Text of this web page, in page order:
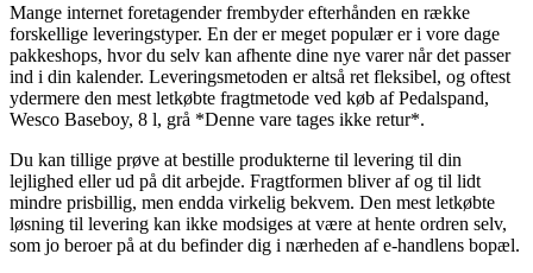
Mange internet foretagender frembyder efterhånden en række
forskellige leveringstyper. En der er meget populær er i vore dage
pakkeshops, hvor du selv kan afhente dine nye varer når det passer
ind i din kalender. Leveringsmetoden er altså ret fleksibel, og oftest
ydermere den mest letkøbte fragtmetode ved køb af Pedalspand,
Wesco Baseboy, 8 l, grå *Denne vare tages ikke retur*.
Du kan tillige prøve at bestille produkterne til levering til din
lejlighed eller ud på dit arbejde. Fragtformen bliver af og til lidt
mindre prisbillig, men endda virkelig bekvem. Den mest letkøbte
løsning til levering kan ikke modsiges at være at hente ordren selv,
som jo beroer på at du befinder dig i nærheden af e-handlens bopæl.